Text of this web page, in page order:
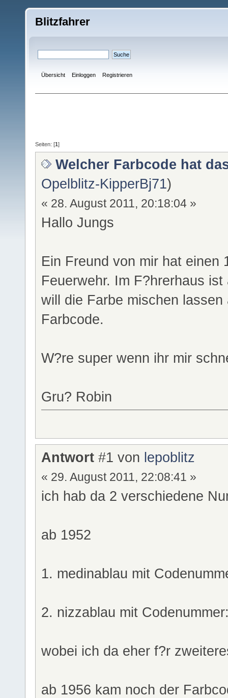
Blitzfahrer
Übersicht Einloggen Registrieren
Seiten: [1]
Welcher Farbcode hat
Opelblitz-KipperBj71)
« 28. August 2011, 20:18:04 »
Hallo Jungs
Ein Freund von mir hat einen
Feuerwehr. Im F?hrerhaus
will die Farbe mischen
Farbcode.
W?re super wenn ihr mir
Gru? Robin
Antwort #1 von lepoblitz
« 29. August 2011, 22:08:41 »
ich hab da 2 verschiedene
ab 1952
1. medinablau mit
2. nizzablau mit
wobei ich da eher f?r
ab 1956 kam noch der